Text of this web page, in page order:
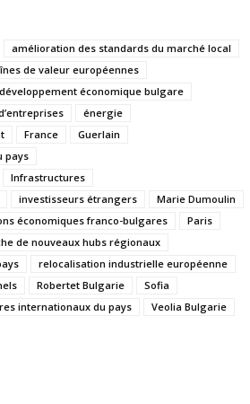
amélioration des standards du marché local
de valeur européennes
économique bulgare
énergie
France
Guerlain
pays
Infrastructures
investisseurs étrangers
Marie Dumoulin
économiques franco-bulgares
Paris
de nouveaux hubs régionaux
relocalisation industrielle européenne
Robertet Bulgarie
Sofia
internationaux du pays
Veolia Bulgarie